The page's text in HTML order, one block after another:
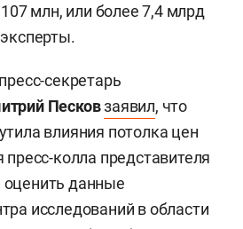
млн, или более 7,4 млрд
секретарь
Песковзаявил, что
влияния потолка цен
колла представителя
данные
исследований в области